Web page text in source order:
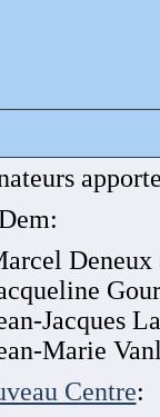
Deneux
Jacques
Marie
Centre: